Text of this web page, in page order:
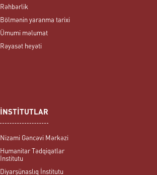
Rəhbərlik
Bölmənin yaranma tarixi
Ümumi məlumat
Rəyasət heyəti
İNSTİTUTLAR
Nizami Gəncəvi Mərkəzi
Humanitar Tədqiqatlar
İnstitutu
Diyarşünaslıq İnstitutu